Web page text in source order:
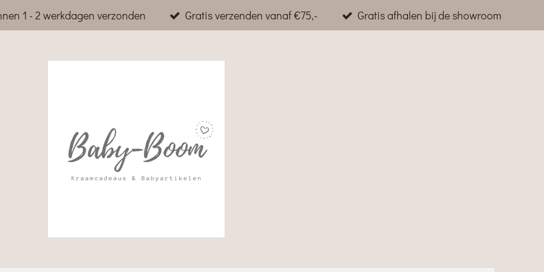
1 - 2 werkdagen verzonden Gratis verzenden vanaf €75,- Gratis afhalen bij de showroom